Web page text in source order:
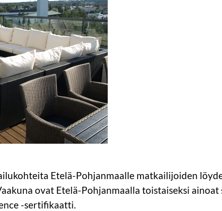
Etelä-Pohjanmaalle matkailijoiden
ovat Etelä-Pohjanmaalla toistaiseksi
-sertifikaatti.